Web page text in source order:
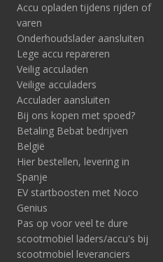
Accu opladen tijdens rijden of
varen
Onderhoudslader aansluiten
Lege accu repareren
Veilig acculaden
Veilige acculaders
Acculader aansluiten
Bij ons kopen met spoed?
Betaling Bebat bedrijven
België
Hier bestellen, levering in
Spanje
EV startboosten met Noco
Genius
Pas op voor veel te dure
scootmobiel laders/accu's bij
scootmobiel leveranciers